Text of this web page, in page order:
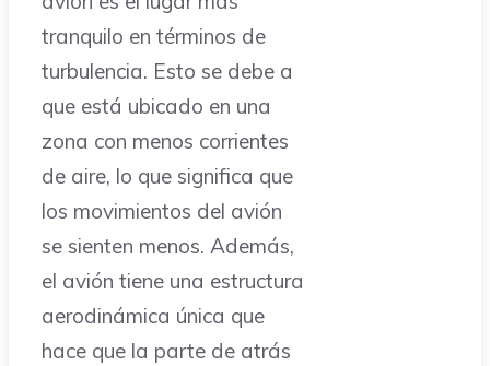
tranquilo en términos de
turbulencia. Esto se debe a
que está ubicado en una
zona con menos corrientes
de aire, lo que significa que
los movimientos del avión
se sienten menos. Además,
el avión tiene una estructura
aerodinámica única que
hace que la parte de atrás